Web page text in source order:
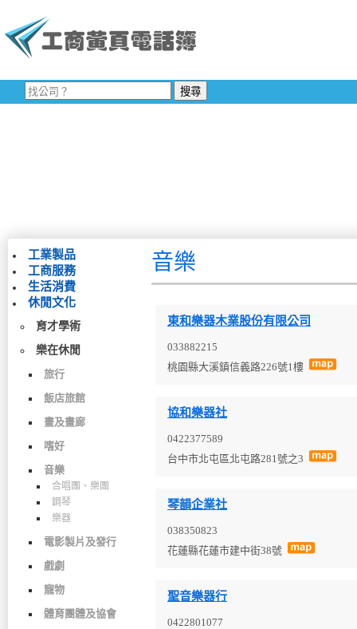
工業製品
工商服務
生活消費
休閒文化
育才學術
樂在休閒
旅行
飯店旅館
畫及畫廊
嗜好
音樂
合唱團、樂團
鋼琴
樂器
電影製片及發行
戲劇
寵物
體育團體及協會
音樂
東和樂器木業股份有限公司
033882215
桃園縣大溪鎮信義路226號1樓
協和樂器社
0422377589
台中市北屯區北屯路281號之3
琴韻企業社
038350823
花蓮縣花蓮市建中街38號
聖音樂器行
0422801077